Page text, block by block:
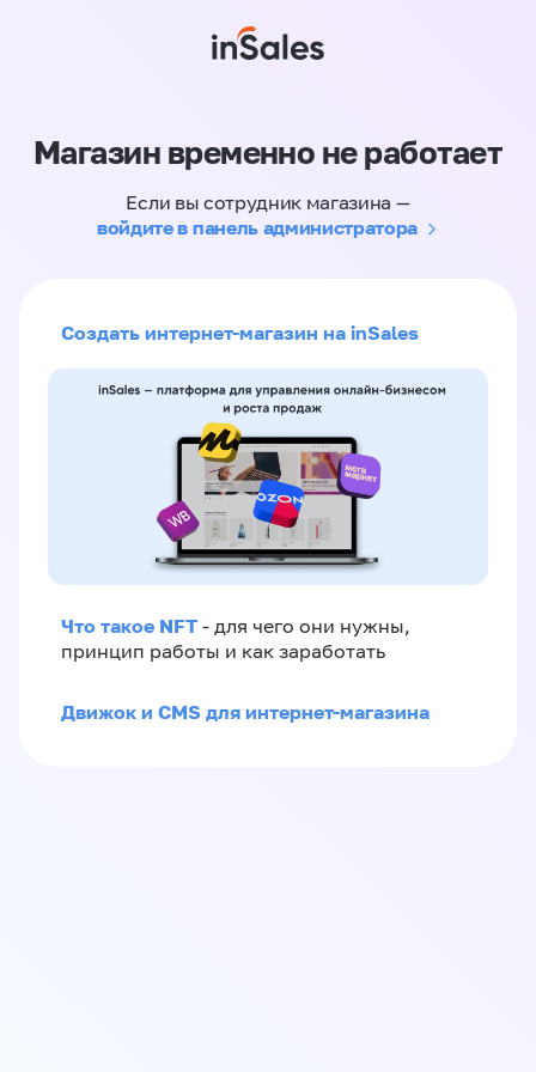
Магазин временно не работает
Если вы сотрудник магазина —
войдите в панель администратора
Создать интернет-магазин на inSales
Что такое NFT - для чего они нужны,
принцип работы и как заработать
Движок и CMS для интернет-магазина